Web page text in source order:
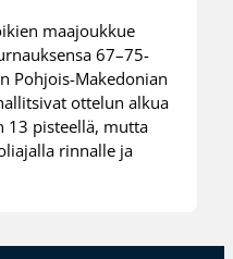
maajoukkue
67–75-
Pohjois-Makedonian
ottelun alkua
13 pisteellä, mutta
rinnalle ja